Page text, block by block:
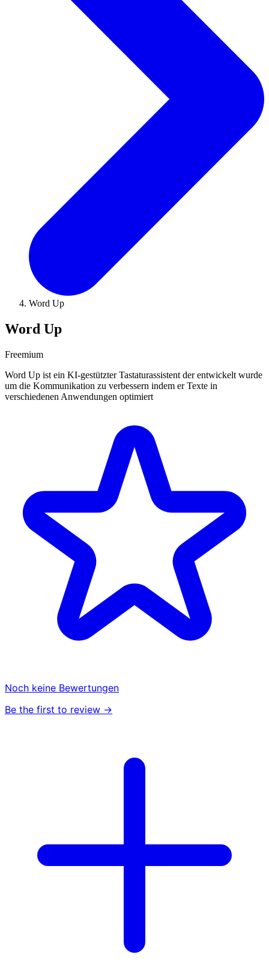
Word Up
Word Up
Freemium
Word Up ist ein KI-gestützter Tastaturassistent der entwickelt wurde
um die Kommunikation zu verbessern indem er Texte in
verschiedenen Anwendungen optimiert
Noch keine Bewertungen
Be the first to review →